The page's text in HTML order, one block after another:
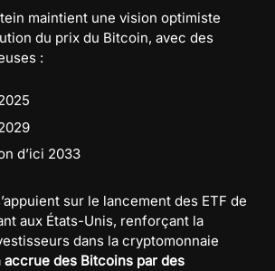
maintient une vision optimiste
du prix du Bitcoin, avec des
:
d’ici 2033
sur le lancement des ETF de
aux États-Unis, renforçant la
dans la cryptomonnaie
accrue des Bitcoins par des